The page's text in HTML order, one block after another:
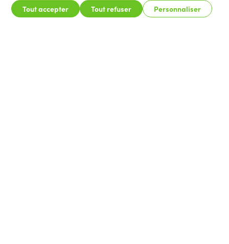
Tout accepter Tout refuser Personnaliser